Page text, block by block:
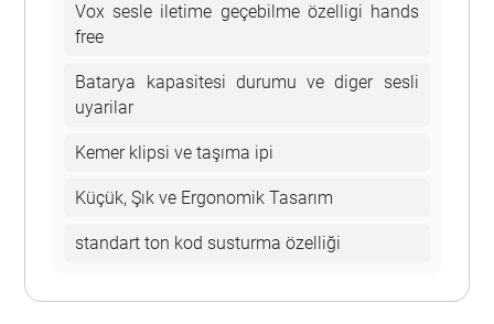
Vox sesle iletime geçebilme özelligi hands
free
Batarya kapasitesi durumu ve diger sesli
uyarilar
Kemer klipsi ve taşıma ipi
Küçük, Şık ve Ergonomik Tasarım
standart ton kod susturma özelliği